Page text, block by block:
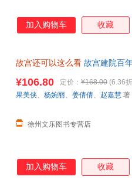
加入购物车 收藏
故宫还可以这么看 故宫建院百
¥106.80 定价： ¥168.00 (6.36
徐州文乐图书专营店
果美侠、 杨婉丽、 姜倩倩、 赵嘉慧
加入购物车 收藏